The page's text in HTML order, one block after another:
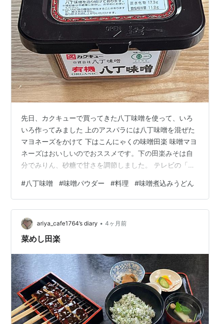
先日、カクキューで買ってきた八丁味噌を使って、いろ
いろ作ってみました 上のアスパラには八丁味噌を混ぜた
マヨネーズをかけて 下はこんにゃくの味噌田楽 味噌マヨ
ネーズはおいしいのでおススメです。下の田楽みそは自
分でみりん、砂糖で甘さを調節しました。 テレビの「秘
工場のことをやったようですね。私は見ていなかったの
ですが、K子さんが見ていて教えてくれました。それで後
からTVerで見ました。TVer便利！ そうしたら味噌煮込み
うどんがおいしそうで、ありあわせの食材と冷凍うどん
麺でさっそく作りました。 味噌煮込みは、煮込むと茶色
#八丁味噌 #味噌パウダー #料理 #味噌煮込みうどん
ariya_cafe1764’s diary • 4ヶ月前
菜めし田楽